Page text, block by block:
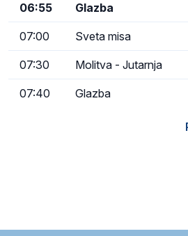
06:55 Glazba
07:00 Sveta misa
07:30 Molitva - Jutarnja
07:40 Glazba